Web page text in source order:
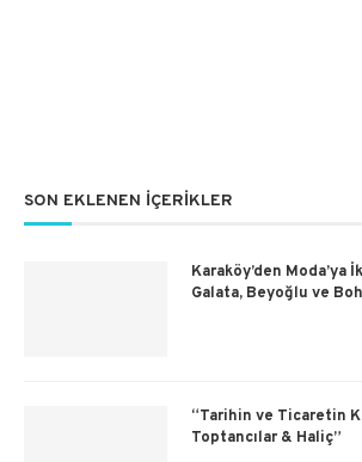
SON EKLENEN İÇERIKLER
Karaköy’den Moda’ya
Galata, Beyoğlu ve
“Tarihin ve Ticaretin
Toptancılar & Haliç”